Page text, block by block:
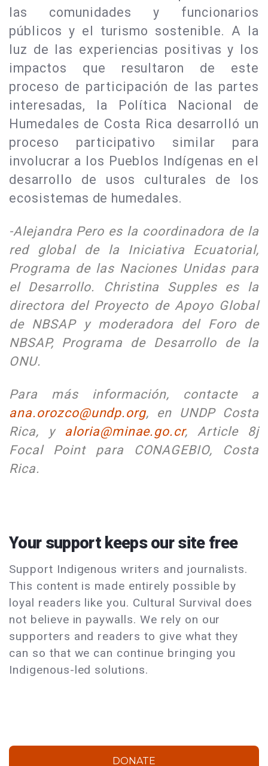
las comunidades y funcionarios
públicos y el turismo sostenible. A la
luz de las experiencias positivas y los
impactos que resultaron de este
proceso de participación de las partes
interesadas, la Política Nacional de
Humedales de Costa Rica desarrolló un
proceso participativo similar para
involucrar a los Pueblos Indígenas en el
desarrollo de usos culturales de los
ecosistemas de humedales.
-Alejandra Pero es la coordinadora de la
red global de la Iniciativa Ecuatorial,
Programa de las Naciones Unidas para
el Desarrollo. Christina Supples es la
directora del Proyecto de Apoyo Global
de NBSAP y moderadora del Foro de
NBSAP, Programa de Desarrollo de la
ONU.
Para más información, contacte a
ana.orozco@undp.org, en UNDP Costa
Rica, y aloria@minae.go.cr, Article 8j
Focal Point para CONAGEBIO, Costa
Rica.
Your support keeps our site free
Support Indigenous writers and journalists.
This content is made entirely possible by
loyal readers like you. Cultural Survival does
not believe in paywalls. We rely on our
supporters and readers to give what they
can so that we can continue bringing you
Indigenous-led solutions.
DONATE